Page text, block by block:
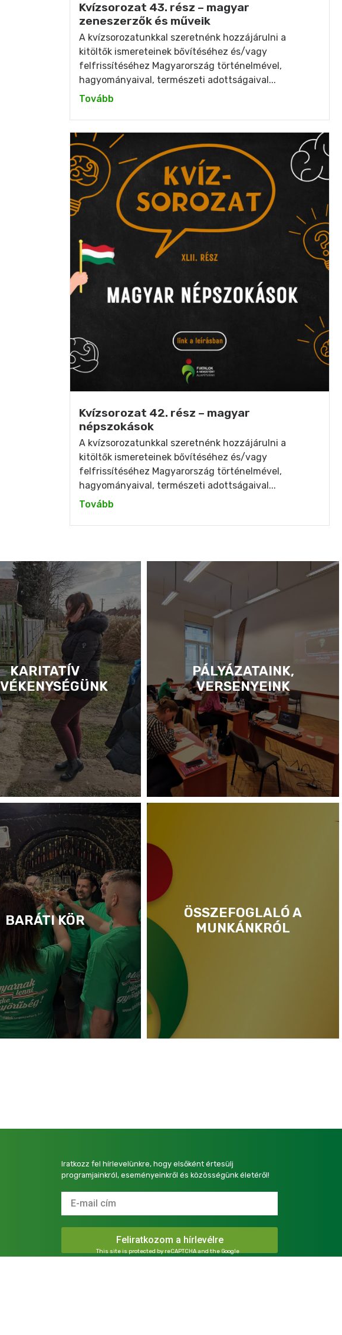
Kvízsorozat 43. rész – magyar
zeneszerzők és műveik
A kvízsorozatunkkal szeretnénk hozzájárulni a
kitöltők ismereteinek bővítéséhez és/vagy
felfrissítéséhez Magyarország történelmével,
hagyományaival, természeti adottságaival...
Tovább
Kvízsorozat 42. rész – magyar
népszokások
A kvízsorozatunkkal szeretnénk hozzájárulni a
kitöltők ismereteinek bővítéséhez és/vagy
felfrissítéséhez Magyarország történelmével,
hagyományaival, természeti adottságaival...
Tovább
KARITATÍV
PÁLYÁZATAINK,
VERSENYEINK
BARÁTI KÖR
ÖSSZEFOGLALÓ A
MUNKÁNKRÓL
Iratkozz fel hírlevelünkre, hogy elsőként értesülj
programjainkról, eseményeinkről és közösségünk életéről!
This site is protected by reCAPTCHA and the Google